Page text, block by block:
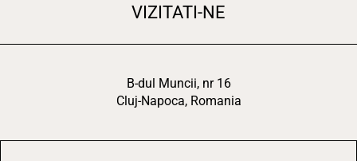
VIZITATI-NE
B-dul Muncii, nr 16
Cluj-Napoca, Romania